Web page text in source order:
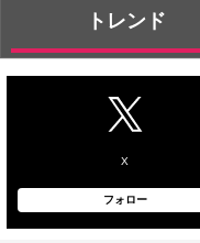
トレンド
X
フォロー